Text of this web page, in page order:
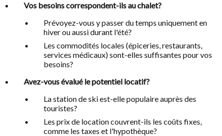
Vos besoins correspondent-ils au chalet?
Prévoyez-vous y passer du temps uniquement en
hiver ou aussi durant l'été?
Les commodités locales (épiceries, restaurants,
services médicaux) sont-elles suffisantes pour vos
besoins?
Avez-vous évalué le potentiel locatif?
La station de ski est-elle populaire auprès des
touristes?
Les prix de location couvrent-ils les coûts fixes,
comme les taxes et l'hypothèque?